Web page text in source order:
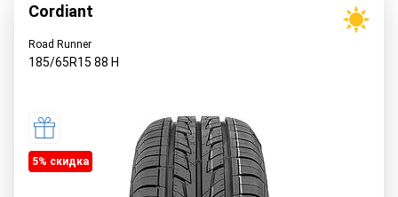
Cordiant
Road Runner
185/65R15 88 H
5% cкидка